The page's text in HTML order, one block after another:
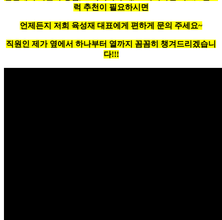
럭 추천이 필요하시면
언제든지 저희 육성재 대표에게 편하게 문의 주세요~
직원인 제가 옆에서 하나부터 열까지 꼼꼼히 챙겨드리겠습니
다!!!